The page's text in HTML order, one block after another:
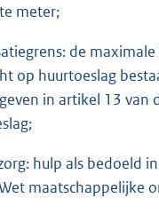
meter;
de
op huurtoeslag
in artikel 13 van
hulp als bedoeld
maatschappelijke